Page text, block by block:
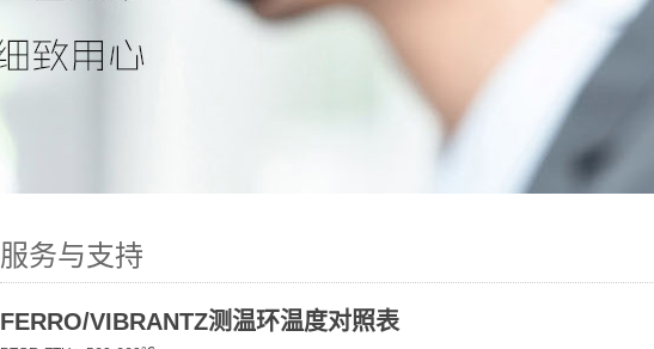
服务与支持
FERRO/VIBRANTZ测温环温度对照表